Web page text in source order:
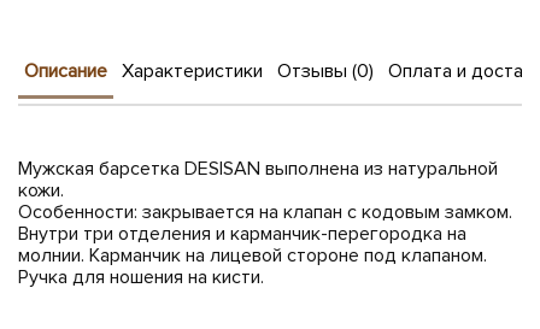
Описание Характеристики Отзывы (0) Оплата и
Мужская барсетка DESISAN выполнена из натуральной
кожи.
Особенности: закрывается на клапан с кодовым замком.
Внутри три отделения и карманчик-перегородка на
молнии. Карманчик на лицевой стороне под клапаном.
Ручка для ношения на кисти.